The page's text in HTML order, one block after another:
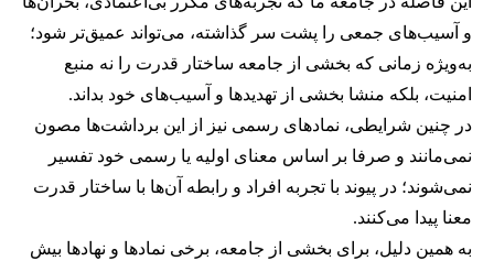
و آسیب‌های جمعی را پشت سر گذاشته، می‌تواند عمیق‌تر شود؛
به‌ویژه زمانی که بخشی از جامعه ساختار قدرت را نه منبع
امنیت، بلکه منشا بخشی از تهدیدها و آسیب‌های خود بداند.
در چنین شرایطی، نمادهای رسمی نیز از این برداشت‌ها مصون
نمی‌مانند و صرفا بر اساس معنای اولیه یا رسمی خود تفسیر
نمی‌شوند؛ در پیوند با تجربه افراد و رابطه آن‌ها با ساختار قدرت
معنا پیدا می‌کنند.
به همین دلیل، برای بخشی از جامعه، برخی نمادها و نهادها بیش